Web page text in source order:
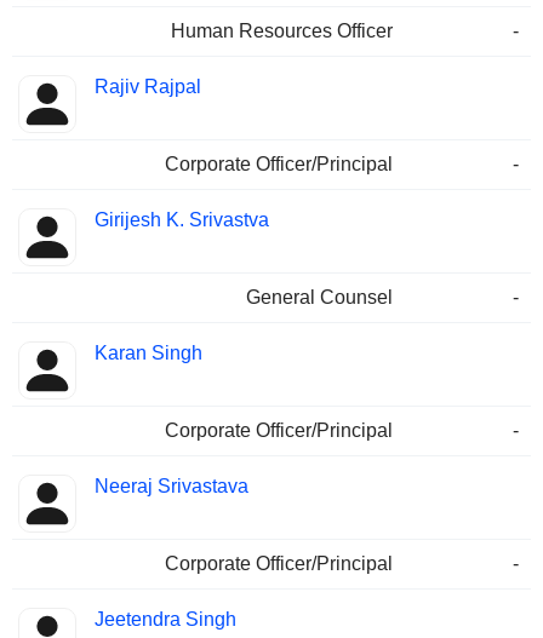
Human Resources Officer -
Rajiv Rajpal
Corporate Officer/Principal -
Girijesh K. Srivastva
General Counsel -
Karan Singh
Corporate Officer/Principal -
Neeraj Srivastava
Corporate Officer/Principal -
Jeetendra Singh